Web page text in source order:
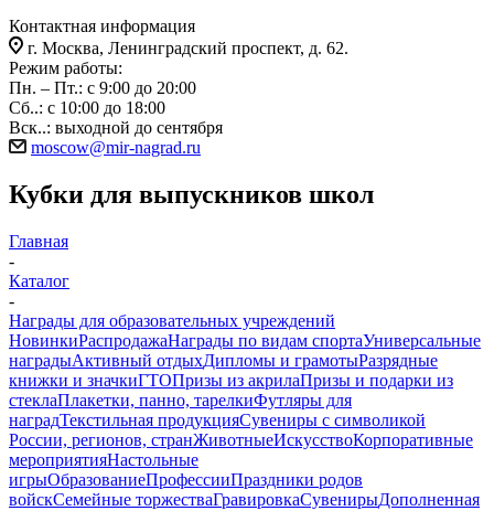
Контактная информация
г. Москва, Ленинградский проспект, д. 62.
Режим работы:
Пн. – Пт.: с 9:00 до 20:00
Сб..: с 10:00 до 18:00
Вск..: выходной до сентября
moscow@mir-nagrad.ru
Кубки для выпускников школ
Главная
-
Каталог
-
Награды для образовательных учреждений
НовинкиРаспродажаНаграды по видам спортаУниверсальные
наградыАктивный отдыхДипломы и грамотыРазрядные
книжки и значкиГТОПризы из акрилаПризы и подарки из
стеклаПлакетки, панно, тарелкиФутляры для
наградТекстильная продукцияСувениры с символикой
России, регионов, странЖивотныеИскусствоКорпоративные
мероприятияНастольные
игрыОбразованиеПрофессииПраздники родов
войскСемейные торжестваГравировкаСувенирыДополненная